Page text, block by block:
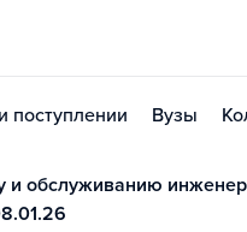
поступлении Вузы
и обслуживанию